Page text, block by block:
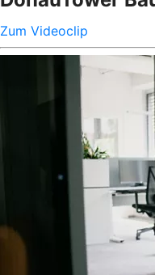
Zum Videoclip